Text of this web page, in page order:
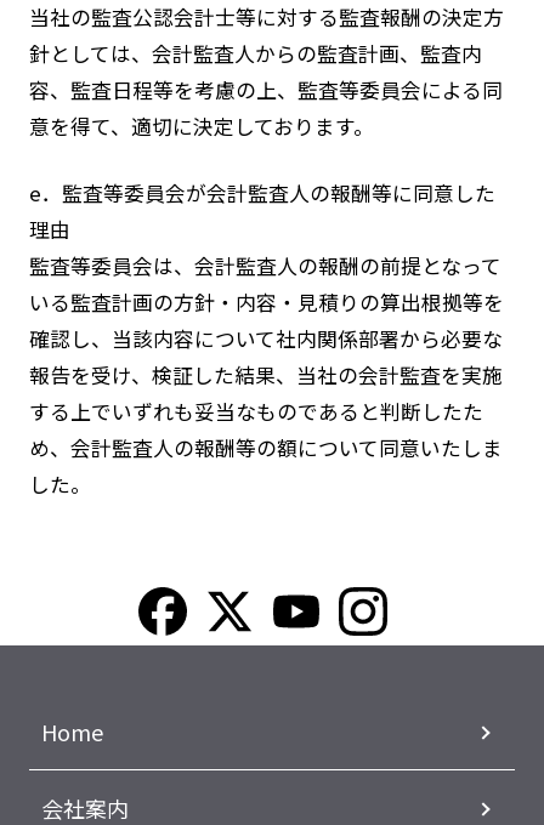
当社の監査公認会計士等に対する監査報酬の決定方
針としては、会計監査人からの監査計画、監査内
容、監査日程等を考慮の上、監査等委員会による同
意を得て、適切に決定しております。
e．監査等委員会が会計監査人の報酬等に同意した
理由
監査等委員会は、会計監査人の報酬の前提となって
いる監査計画の方針・内容・見積りの算出根拠等を
確認し、当該内容について社内関係部署から必要な
報告を受け、検証した結果、当社の会計監査を実施
する上でいずれも妥当なものであると判断したた
め、会計監査人の報酬等の額について同意いたしま
した。
Home
会社案内